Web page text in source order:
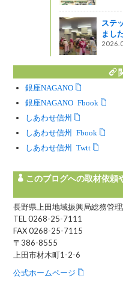
ステ
まし
銀座NAGANO
銀座NAGANO Facebook
しあわせ信州
しあわせ信州 Facebook
しあわせ信州 Twitter
このブログへの取材依頼
長野県上田地域振興局総務管
TEL 0268-25-7111
FAX 0268-25-7115
〒386-8555
上田市材木町1-2-6
公式ホームページ